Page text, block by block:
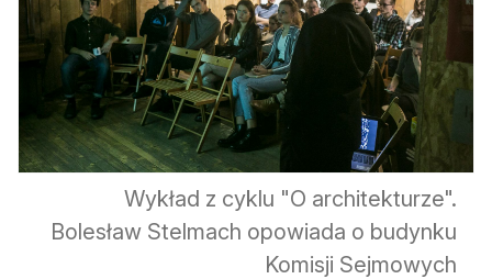
Wykład z cyklu "O architekturze".
Bolesław Stelmach opowiada o budynku
Komisji Sejmowych